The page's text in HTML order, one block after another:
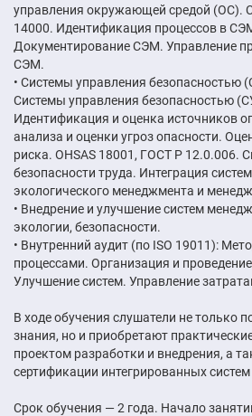
управления окружающей средой (ОС).
14000. Идентификация процессов в
Документирование СЭМ. Управление
СЭМ.
• Системы управления безопасностью
Системы управления безопасностью
Идентификация и оценка источников
анализа и оценки угроз опасности.
риска. OHSAS 18001, ГОСТ Р 12.0.006.
безопасности труда. Интеграция
экологического менеджмента и
• Внедрение и улучшение систем
экологии, безопасности.
• Внутренний аудит (по ISO 19011):
процессами. Организация и
Улучшение систем. Управление
В ходе обучения слушатели не только
знания, но и приобретают
проектом разработки и внедрения, а
сертификации интегрированных
Срок обучения — 2 года. Начало